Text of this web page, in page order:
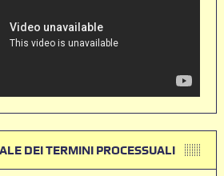
DEI TERMINI PROCESSUALI